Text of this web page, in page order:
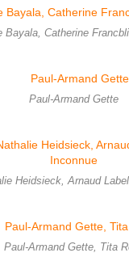
Bayala, Catherine
Paul-Armand Gette
Heidsieck, Arnaud
Paul-Armand Gette, Tita